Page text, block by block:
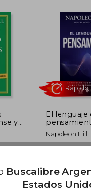
$ 30.900
$ 29.437
10%
dcto.
y
El lenguaje
Napoleon Hill
Buscalibre
Estados